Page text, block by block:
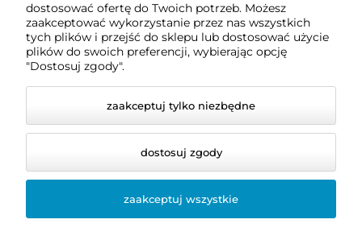
Pomoc
Moje konto
© 2026 dentis24.pl. Wszelkie prawa zastrzeżone.
dostosować ofertę do Twoich potrzeb. Możesz
zaakceptować wykorzystanie przez nas wszystkich
tych plików i przejść do sklepu lub dostosować użycie
plików do swoich preferencji, wybierając opcję
"Dostosuj zgody".
zaakceptuj tylko niezbędne
dostosuj zgody
zaakceptuj wszystkie